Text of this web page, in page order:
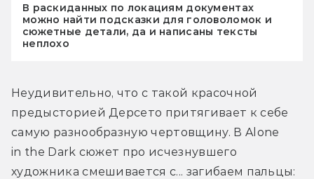
В раскиданных по локациям документах
можно найти подсказки для головоломок и
сюжетные детали, да и написаны тексты
неплохо
Неудивительно, что с такой красочной
предысторией Дерсето притягивает к себе
самую разнообразную чертовщину. В Alone
in the Dark сюжет про исчезнувшего
художника смешивается с... загибаем пальцы: